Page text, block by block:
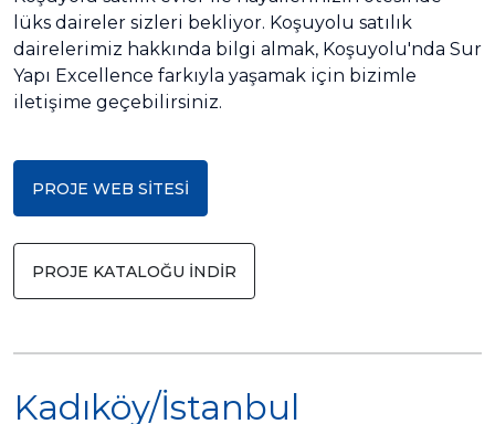
lüks daireler sizleri bekliyor. Koşuyolu satılık
dairelerimiz hakkında bilgi almak, Koşuyolu'nda Sur
Yapı Excellence farkıyla yaşamak için bizimle
iletişime geçebilirsiniz.
PROJE WEB SİTESİ
PROJE KATALOĞU İNDİR
Kadıköy/İstanbul